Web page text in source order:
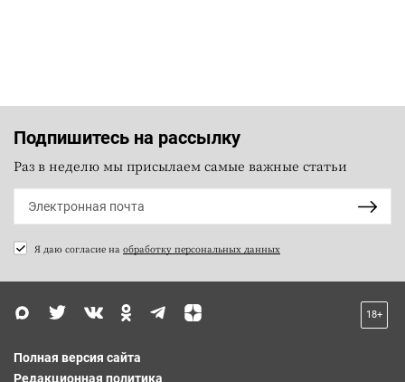
Подпишитесь на рассылку
Раз в неделю мы присылаем самые важные статьи
Я даю согласие на обработку персональных данных
18+
Полная версия сайта
Редакционная политика